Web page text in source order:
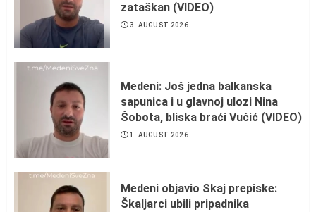
zataškan (VIDEO)
3. AUGUST 2026.
Medeni: Još jedna balkanska
sapunica i u glavnoj ulozi Nina
Šobota, bliska braći Vučić (VIDEO)
1. AUGUST 2026.
Medeni objavio Skaj prepiske:
Škaljarci ubili pripadnika